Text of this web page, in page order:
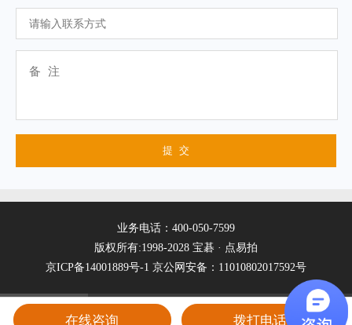
业务电话：400-050-7599
版权所有:1998-2028 宝碁 · 点易拍
京ICP备14001889号-1 京公网安备：11010802017592号
在线咨询 拨打电话